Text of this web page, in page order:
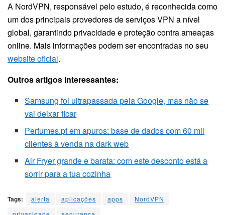
A NordVPN, responsável pelo estudo, é reconhecida como
um dos principais provedores de serviços VPN a nível
global, garantindo privacidade e proteção contra ameaças
online. Mais informações podem ser encontradas no seu
website oficial.
Outros artigos interessantes:
Samsung foi ultrapassada pela Google, mas não se
vai deixar ficar
Perfumes.pt em apuros: base de dados com 60 mil
clientes à venda na dark web
Air Fryer grande e barata: com este desconto está a
sorrir para a tua cozinha
Tags: alerta aplicações apps
NordVPN